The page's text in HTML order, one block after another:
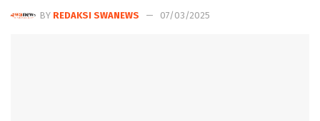
BY REDAKSI SWANEWS 07/03/2025